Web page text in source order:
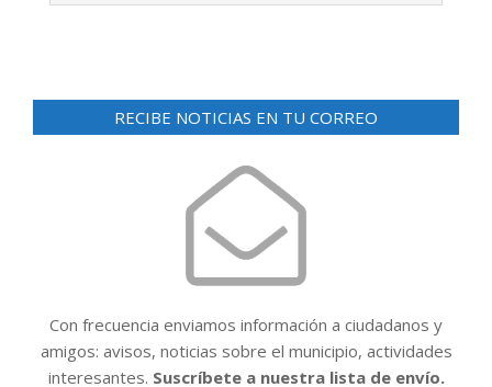
RECIBE NOTICIAS EN TU CORREO
Con frecuencia enviamos información a ciudadanos y
amigos: avisos, noticias sobre el municipio, actividades
interesantes. Suscríbete a nuestra lista de envío.